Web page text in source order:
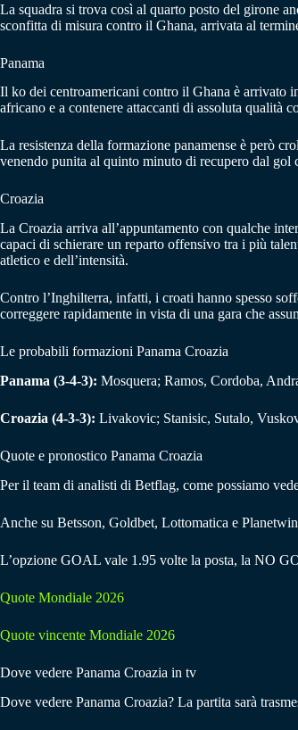
La squadra si trova così al quarto posto del girone
sconfitta di misura contro il Ghana, arrivata al
Panama
Il ko dei centroamericani contro il Ghana è arrivato
africano e a contenere attaccanti di assoluta qualità
La resistenza della formazione panamense è però
venendo punita al quinto minuto di recupero dal gol
Croazia
La Croazia arriva all’appuntamento con qualche
capaci di schierare un reparto offensivo tra i più
atletico e dell’intensità.
Contro l’Inghilterra, infatti, i croati hanno spesso
correggere rapidamente in vista di una gara che
Le probabili formazioni Panama Croazia
Panama (3-4-3): Mosquera; Ramos, Cordoba,
Croazia (4-3-3): Livakovic; Stanisic, Sutalo,
Quote e pronostico Panama Croazia
Per il team di analisti di Betflag, come possiamo
Anche su Betsson, Goldbet, Lottomatica e
L’opzione GOAL vale 1.95 volte la posta, la NO
Quote Mondiale 2026
Quote vincente Mondiale 2026
Dove vedere Panama Croazia in tv
Dove vedere Panama Croazia? La partita sarà